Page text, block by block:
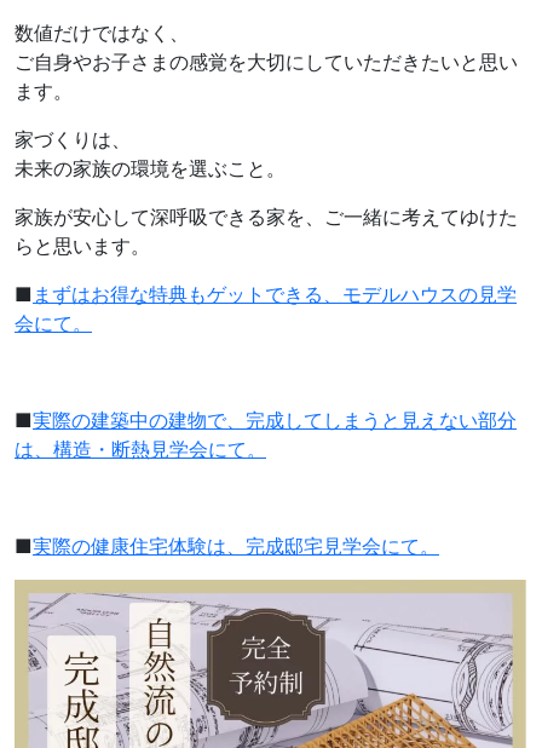
数値だけではなく、
ご自身やお子さまの感覚を大切にしていただきたいと思い
ます。
家づくりは、
未来の家族の環境を選ぶこと。
家族が安心して深呼吸できる家を、ご一緒に考えてゆけた
らと思います。
■まずはお得な特典もゲットできる、モデルハウスの見学
会にて。
■実際の建築中の建物で、完成してしまうと見えない部分
は、構造・断熱見学会にて。
■実際の健康住宅体験は、完成邸宅見学会にて。